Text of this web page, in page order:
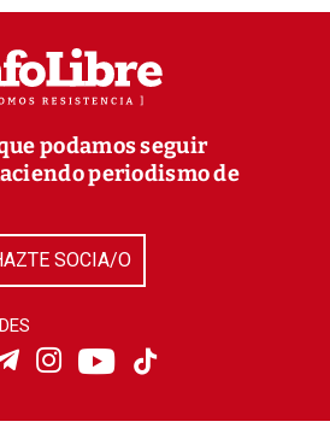
podamos seguir
periodismo de
SOCIA/O